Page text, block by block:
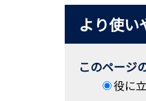
より使い
このページ
役に